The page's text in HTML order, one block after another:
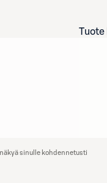
Tuote
sinulle kohdennetusti